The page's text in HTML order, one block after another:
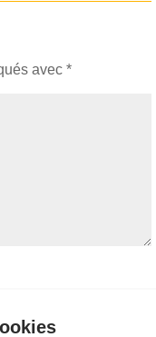
avec*